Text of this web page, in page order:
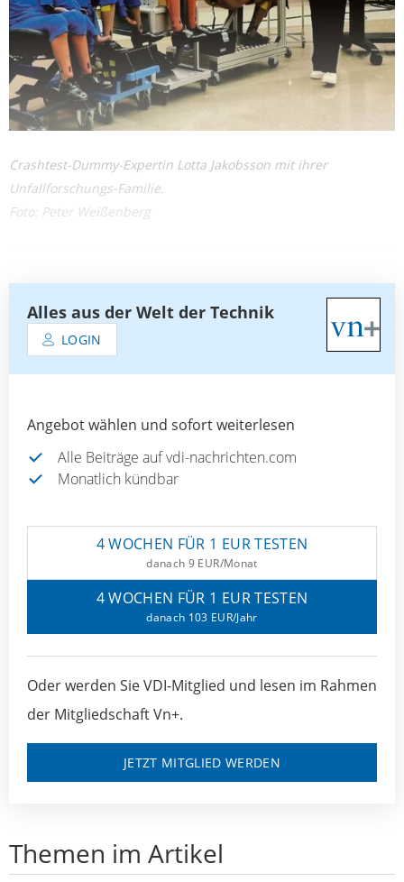
Crashtest-Dummy-Expertin Lotta Jakobsson mit ihrer
Unfallforschungs-Familie.
Foto: Peter Weißenberg
Alles aus der Welt der Technik
LOGIN
Angebot wählen und sofort weiterlesen
Alle Beiträge auf vdi-nachrichten.com
Monatlich kündbar
4 WOCHEN FÜR 1 EUR TESTEN
danach 9 EUR/Monat
4 WOCHEN FÜR 1 EUR TESTEN
danach 103 EUR/Jahr
Oder werden Sie VDI-Mitglied und lesen im Rahmen
der Mitgliedschaft Vn+.
JETZT MITGLIED WERDEN
Themen im Artikel